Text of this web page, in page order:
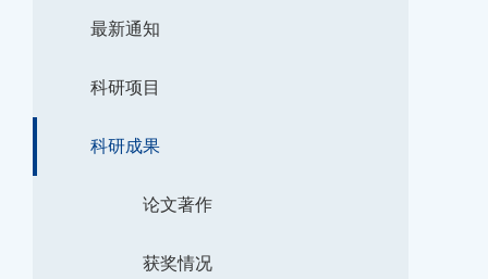
最新通知
科研项目
科研成果
论文著作
获奖情况